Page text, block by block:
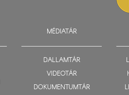
MÉDIATÁR
DALLAMTÁR
VIDEOTÁR
DOKUMENTUMTÁR